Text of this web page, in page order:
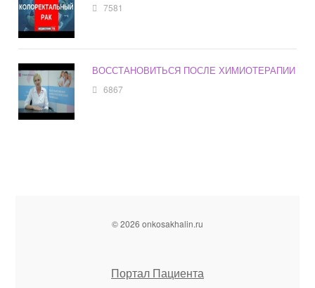
7581
ВОССТАНОВИТЬСЯ ПОСЛЕ ХИМИОТЕРАПИИ
6867
© 2026 onkosakhalin.ru
Портал Пациента